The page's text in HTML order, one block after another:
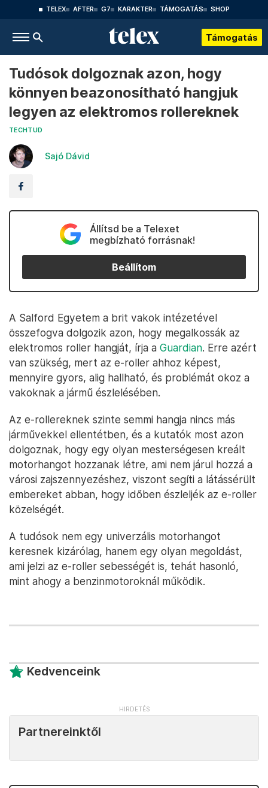
TELEX AFTER G7 KARAKTER TÁMOGATÁS SHOP
Támogatás
Tudósok dolgoznak azon, hogy
könnyen beazonosítható hangjuk
legyen az elektromos rollereknek
TECHTUD
Sajó Dávid
Állítsd be a Telexet
megbízható forrásnak!
Beállítom
A Salford Egyetem a brit vakok intézetével
összefogva dolgozik azon, hogy megalkossák az
elektromos roller hangját, írja a Guardian. Erre azért
van szükség, mert az e-roller ahhoz képest,
mennyire gyors, alig hallható, és problémát okoz a
vakoknak a jármű észlelésében.
Az e-rollereknek szinte semmi hangja nincs más
járművekkel ellentétben, és a kutatók most azon
dolgoznak, hogy egy olyan mesterségesen kreált
motorhangot hozzanak létre, ami nem járul hozzá a
városi zajszennyezéshez, viszont segíti a látássérült
embereket abban, hogy időben észleljék az e-roller
közelségét.
A tudósok nem egy univerzális motorhangot
keresnek kizárólag, hanem egy olyan megoldást,
ami jelzi az e-roller sebességét is, tehát hasonló,
mint ahogy a benzinmotoroknál működik.
Kedvenceink
Partnereinktől